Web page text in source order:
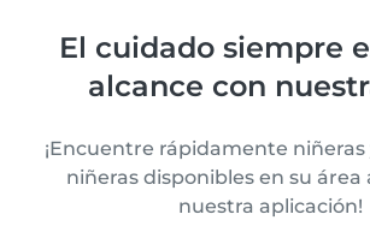
El cuidado siempre
alcance con
¡Encuentre rápidamente
niñeras disponibles en su área
nuestra aplicación!